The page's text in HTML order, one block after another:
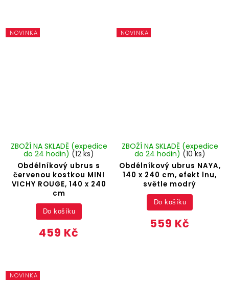
NOVINKA
Obdélníkový ubrus s
červenou kostkou MINI
VICHY ROUGE, 140 x 240
cm
ZBOŽÍ NA SKLADĚ (expedice
do 24 hodin) (12 ks)
459 Kč
Do košíku
NOVINKA
Obdélníkový ubrus NAYA,
140 x 240 cm, efekt lnu,
světle modrý
ZBOŽÍ NA SKLADĚ (expedice
do 24 hodin) (10 ks)
559 Kč
Do košíku
NOVINKA